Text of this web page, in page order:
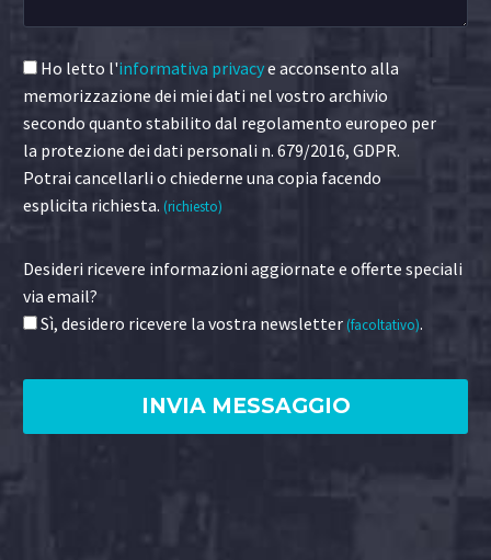
Ho letto l'informativa privacye acconsento alla
memorizzazione dei miei dati nel vostro archivio
secondo quanto stabilito dal regolamento europeo per
la protezione dei dati personali n. 679/2016, GDPR.
Potrai cancellarli o chiederne una copia facendo
esplicita richiesta. (richiesto)
Desideri ricevere informazioni aggiornate e offerte speciali
via email?
Sì, desidero ricevere la vostra newsletter(facoltativo).